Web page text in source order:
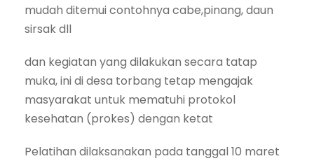
mudah ditemui contohnya cabe,pinang, daun
sirsak dll
dan kegiatan yang dilakukan secara tatap
muka, ini di desa torbang tetap mengajak
masyarakat untuk mematuhi protokol
kesehatan (prokes) dengan ketat
Pelatihan dilaksanakan pada tanggal 10 maret